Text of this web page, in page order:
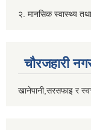
२. मानसिक स्वास्थ्य
चौरजहारी
खानेपानी,सरसफाइ र